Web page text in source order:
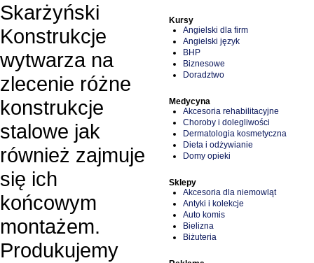
Kursy
Angielski dla firm
Angielski język
BHP
Biznesowe
Doradztwo
Medycyna
Akcesoria rehabilitacyjne
Choroby i dolegliwości
Dermatologia kosmetyczna
Dieta i odżywianie
Domy opieki
Sklepy
Akcesoria dla niemowląt
Antyki i kolekcje
Auto komis
Bielizna
Biżuteria
Skarżyński
Konstrukcje
wytwarza na
zlecenie różne
konstrukcje
stalowe jak
również zajmuje
się ich
końcowym
montażem.
Produkujemy